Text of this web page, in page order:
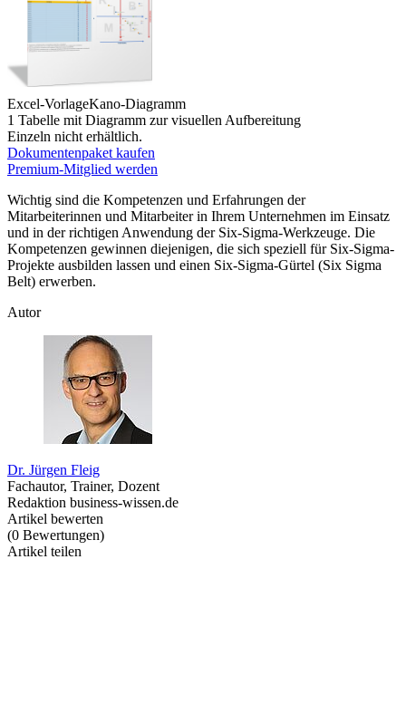
Excel-VorlageKano-Diagramm
1 Tabelle mit Diagramm zur visuellen Aufbereitung
Einzeln nicht erhältlich.
Dokumentenpaket kaufen
Premium-Mitglied werden
Wichtig sind die Kompetenzen und Erfahrungen der
Mitarbeiterinnen und Mitarbeiter in Ihrem Unternehmen im Einsatz
und in der richtigen Anwendung der Six-Sigma-Werkzeuge. Die
Kompetenzen gewinnen diejenigen, die sich speziell für Six-Sigma-
Projekte ausbilden lassen und einen Six-Sigma-Gürtel (Six Sigma
Belt) erwerben.
Autor
Dr. Jürgen Fleig
Fachautor, Trainer, Dozent
Redaktion business-wissen.de
Artikel bewerten
(0 Bewertungen)
Artikel teilen